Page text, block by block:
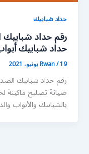
حداد شبابيك
حداد شبابيك
Rwan/19 يونيو، 2021
رقم حداد شبابيك
صيانة تصليح ماكينة
بالشبابيك والأبواب